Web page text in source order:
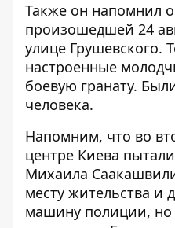
Также он напомнил
произошедшей 24
улице Грушевского.
настроенные
боевую гранату.
человека.
Напомним, что во
центре Киева
Михаила
месту жительства и
машину полиции, но